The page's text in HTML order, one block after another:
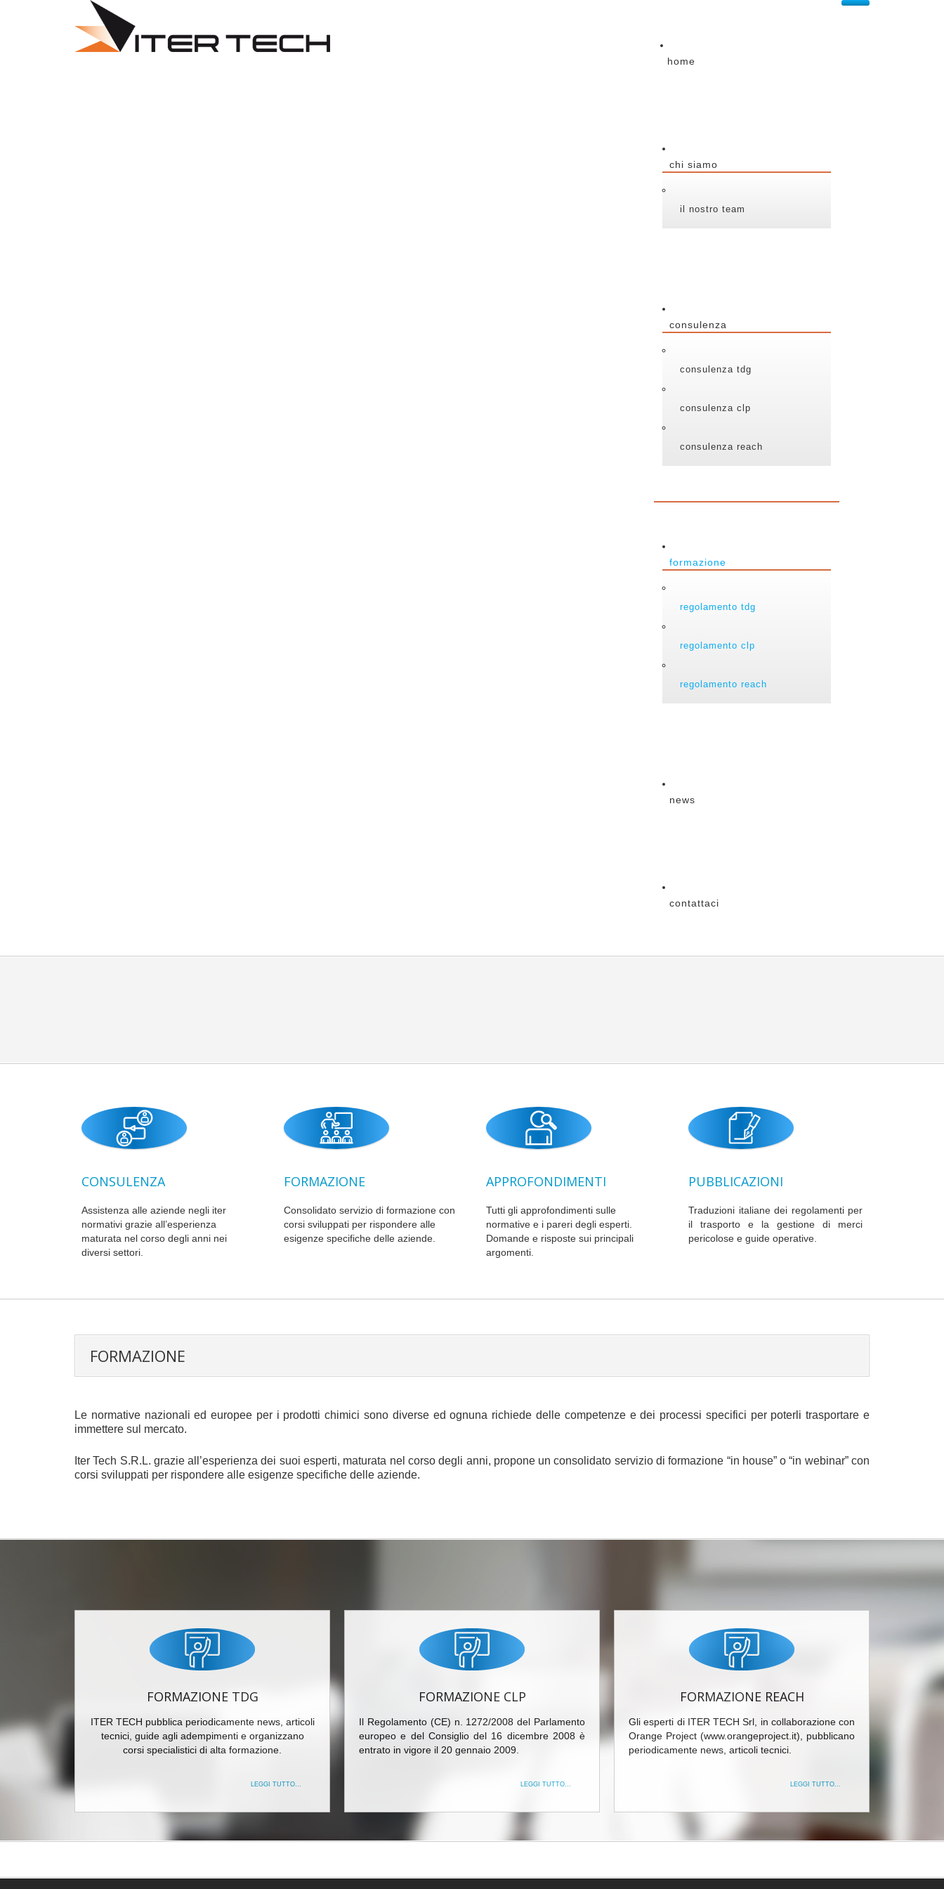
home
chi siamo
il nostro team
consulenza
consulenza tdg
consulenza clp
consulenza reach
formazione
regolamento tdg
regolamento clp
regolamento reach
news
contattaci
CONSULENZA
Assistenza alle aziende negli iter
normativi grazie all’esperienza
maturata nel corso degli anni nei
diversi settori.
FORMAZIONE
Consolidato servizio di formazione con
corsi sviluppati per rispondere alle
esigenze specifiche delle aziende.
APPROFONDIMENTI
Tutti gli approfondimenti sulle
normative e i pareri degli esperti.
Domande e risposte sui principali
argomenti.
PUBBLICAZIONI
Traduzioni italiane dei regolamenti per
il trasporto e la gestione di merci
pericolose e guide operative.
FORMAZIONE
Le normative nazionali ed europee per i prodotti chimici sono diverse ed ognuna richiede delle competenze e dei processi specifici per poterli trasportare e
immettere sul mercato.
Iter Tech S.R.L. grazie all’esperienza dei suoi esperti, maturata nel corso degli anni, propone un consolidato servizio di formazione “in house” o “in webinar” con
corsi sviluppati per rispondere alle esigenze specifiche delle aziende.
FORMAZIONE TDG
ITER TECH pubblica periodicamente news, articoli
tecnici, guide agli adempimenti e organizzano
corsi specialistici di alta formazione.
LEGGI TUTTO...
FORMAZIONE CLP
Il Regolamento (CE) n. 1272/2008 del Parlamento
europeo e del Consiglio del 16 dicembre 2008 è
entrato in vigore il 20 gennaio 2009.
LEGGI TUTTO...
FORMAZIONE REACH
Gli esperti di ITER TECH Srl, in collaborazione con
Orange Project (www.orangeproject.it), pubblicano
periodicamente news, articoli tecnici.
LEGGI TUTTO...